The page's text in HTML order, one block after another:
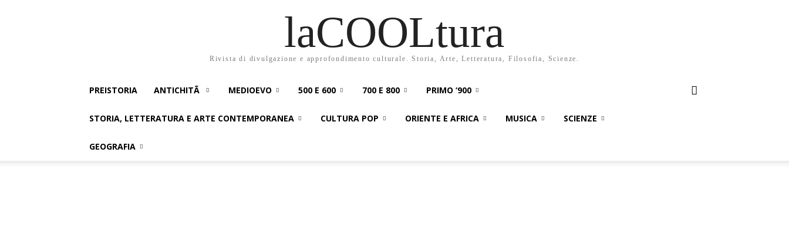
laCOOLtura
Rivista di divulgazione e approfondimento culturale. Storia, Arte, Letteratura, Filosofia, Scienze.
PREISTORIA ANTICHITÃ MEDIOEVO 500 E 600 700 E 800 PRIMO ‘900
STORIA, LETTERATURA E ARTE CONTEMPORANEA CULTURA POP ORIENTE E AFRICA MUSICA SCIENZE
GEOGRAFIA